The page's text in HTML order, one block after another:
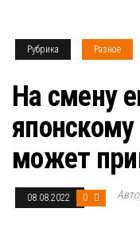
Рубрика Разное
На смену
может
08.08.2022 0